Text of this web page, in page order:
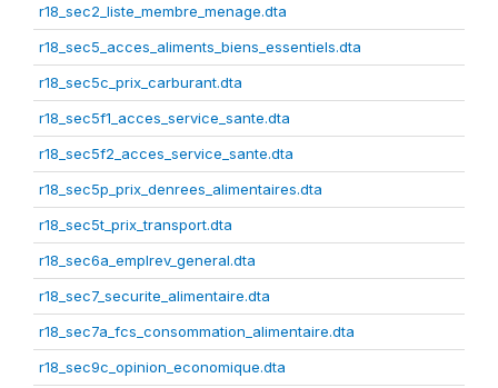
r18_sec2_liste_membre_menage.dta
r18_sec5_acces_aliments_biens_essentiels.dta
r18_sec5c_prix_carburant.dta
r18_sec5f1_acces_service_sante.dta
r18_sec5f2_acces_service_sante.dta
r18_sec5p_prix_denrees_alimentaires.dta
r18_sec5t_prix_transport.dta
r18_sec6a_emplrev_general.dta
r18_sec7_securite_alimentaire.dta
r18_sec7a_fcs_consommation_alimentaire.dta
r18_sec9c_opinion_economique.dta